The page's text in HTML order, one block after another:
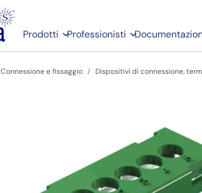
Prodotti Professionisti
Connessione e fissaggio Dispositivi di connessione,